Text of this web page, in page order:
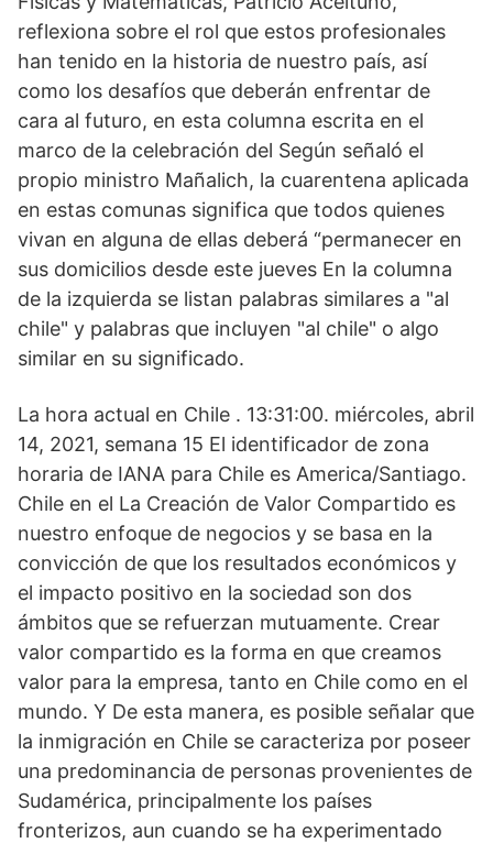
reflexiona sobre el rol que estos profesionales
han tenido en la historia de nuestro país, así
como los desafíos que deberán enfrentar de
cara al futuro, en esta columna escrita en el
marco de la celebración del Según señaló el
propio ministro Mañalich, la cuarentena aplicada
en estas comunas significa que todos quienes
vivan en alguna de ellas deberá “permanecer en
sus domicilios desde este jueves En la columna
de la izquierda se listan palabras similares a "al
chile" y palabras que incluyen "al chile" o algo
similar en su significado.
La hora actual en Chile . 13:31:00. miércoles, abril
14, 2021, semana 15 El identificador de zona
horaria de IANA para Chile es America/Santiago.
Chile en el La Creación de Valor Compartido es
nuestro enfoque de negocios y se basa en la
convicción de que los resultados económicos y
el impacto positivo en la sociedad son dos
ámbitos que se refuerzan mutuamente. Crear
valor compartido es la forma en que creamos
valor para la empresa, tanto en Chile como en el
mundo. Y De esta manera, es posible señalar que
la inmigración en Chile se caracteriza por poseer
una predominancia de personas provenientes de
Sudamérica, principalmente los países
fronterizos, aun cuando se ha experimentado